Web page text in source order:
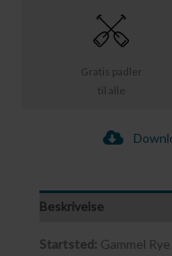
Gratis padler
til alle
Beskrivelse
Startsted: Gammel